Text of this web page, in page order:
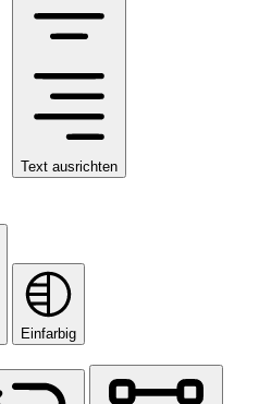
Text ausrichten
Einfarbig